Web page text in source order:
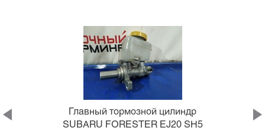
Главный тормозной цилиндр
SUBARU FORESTER EJ20 SH5